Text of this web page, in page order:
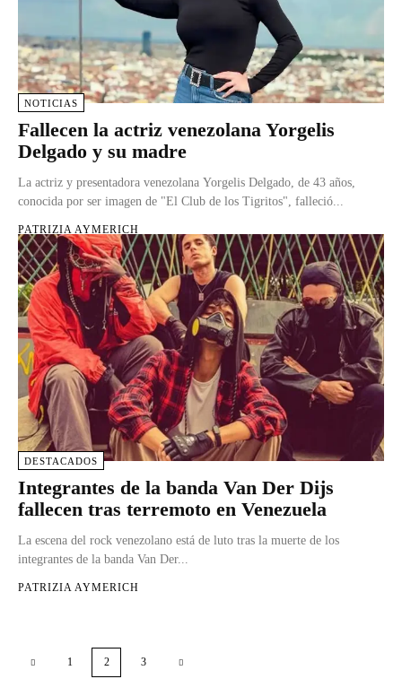
NOTICIAS
Fallecen la actriz venezolana Yorgelis
Delgado y su madre
La actriz y presentadora venezolana Yorgelis Delgado, de 43 años,
conocida por ser imagen de "El Club de los Tigritos", falleció...
PATRIZIA AYMERICH
DESTACADOS
Integrantes de la banda Van Der Dijs
fallecen tras terremoto en Venezuela
La escena del rock venezolano está de luto tras la muerte de los
integrantes de la banda Van Der...
PATRIZIA AYMERICH
1 2 3